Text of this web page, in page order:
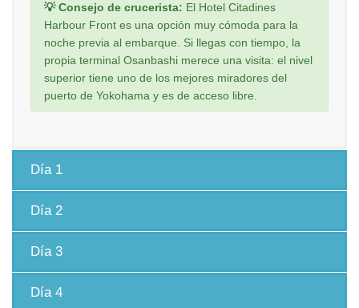
💡 Consejo de crucerista: El Hotel Citadines
Harbour Front es una opción muy cómoda para la
noche previa al embarque. Si llegas con tiempo, la
propia terminal Osanbashi merece una visita: el nivel
superior tiene uno de los mejores miradores del
puerto de Yokohama y es de acceso libre.
Día 1
Día 2
Día 3
Día 4